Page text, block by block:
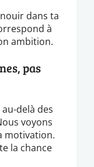
dans ta
à
ambition.
pas
delà des
voyons
motivation.
la chance